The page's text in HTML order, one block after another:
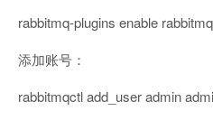
rabbitmq-plugins enable
添加账号：
rabbitmqctl add_user admin